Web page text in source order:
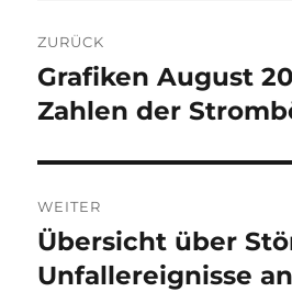
ZURÜCK
Vorheriger
Beitrag:
Grafiken August
Zahlen der
WEITER
Nächster
Beitrag:
Übersicht über
Unfallereignisse an